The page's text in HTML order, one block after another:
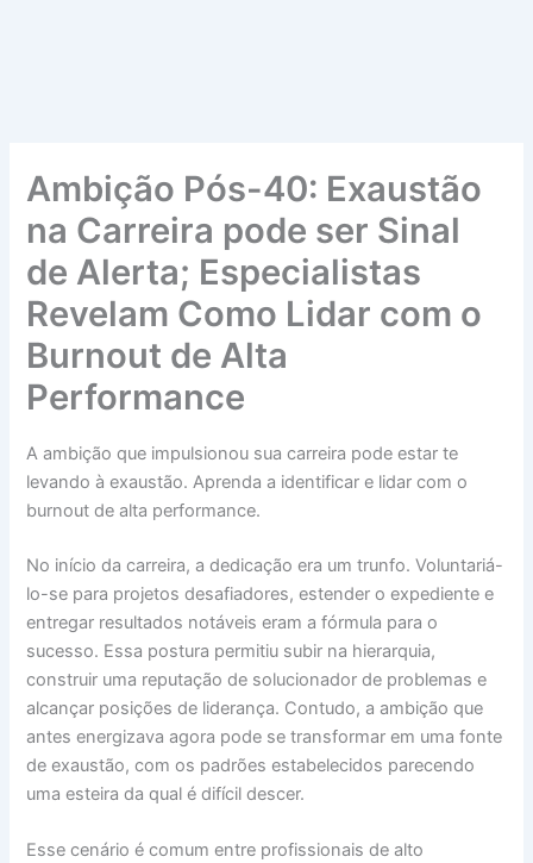
Ambição Pós-40: Exaustão
na Carreira pode ser Sinal
de Alerta; Especialistas
Revelam Como Lidar com o
Burnout de Alta
Performance
A ambição que impulsionou sua carreira pode estar te
levando à exaustão. Aprenda a identificar e lidar com o
burnout de alta performance.
No início da carreira, a dedicação era um trunfo. Voluntariá-
lo-se para projetos desafiadores, estender o expediente e
entregar resultados notáveis eram a fórmula para o
sucesso. Essa postura permitiu subir na hierarquia,
construir uma reputação de solucionador de problemas e
alcançar posições de liderança. Contudo, a ambição que
antes energizava agora pode se transformar em uma fonte
de exaustão, com os padrões estabelecidos parecendo
uma esteira da qual é difícil descer.
Esse cenário é comum entre profissionais de alto